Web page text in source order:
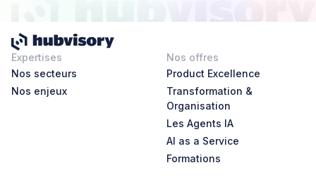
Expertises
Nos secteurs
Nos enjeux
Nos offres
Product Excellence
Transformation &
Organisation
Les Agents IA
AI as a Service
Formations